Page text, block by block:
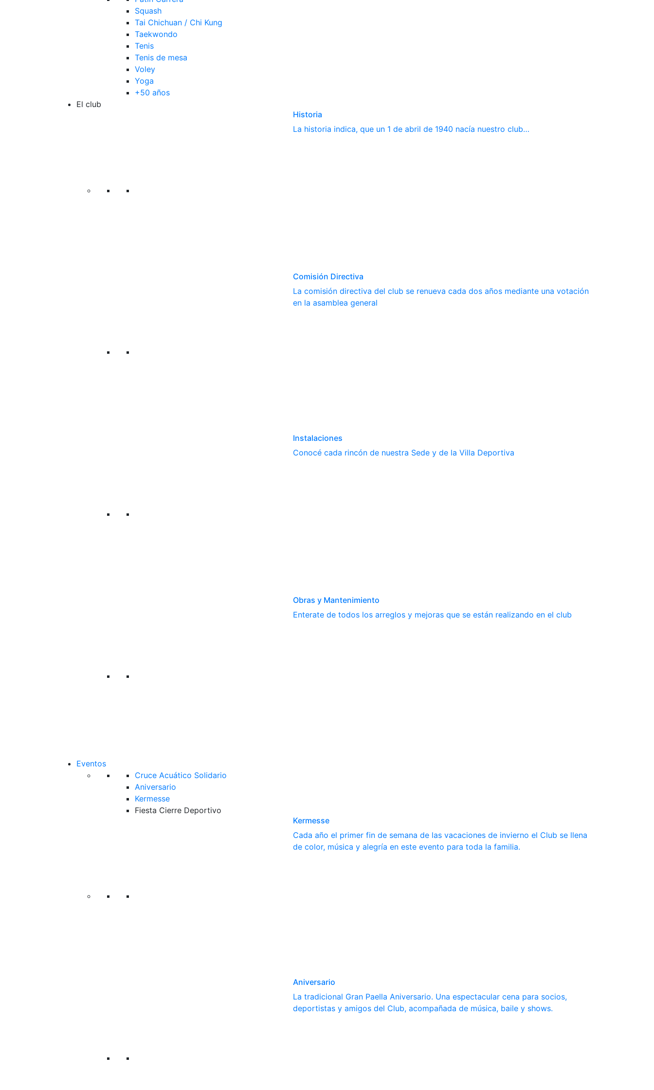
Squash
Tai Chichuan / Chi Kung
Taekwondo
Tenis
Tenis de mesa
Voley
Yoga
+50 años
El club
Historia
La historia indica, que un 1 de abril de 1940 nacía nuestro club…
Comisión Directiva
La comisión directiva del club se renueva cada dos años mediante una votación
en la asamblea general
Instalaciones
Conocé cada rincón de nuestra Sede y de la Villa Deportiva
Obras y Mantenimiento
Enterate de todos los arreglos y mejoras que se están realizando en el club
Eventos
Cruce Acuático Solidario
Aniversario
Kermesse
Fiesta Cierre Deportivo
Kermesse
Cada año el primer fin de semana de las vacaciones de invierno el Club se llena
de color, música y alegría en este evento para toda la familia.
Aniversario
La tradicional Gran Paella Aniversario. Una espectacular cena para socios,
deportistas y amigos del Club, acompañada de música, baile y shows.